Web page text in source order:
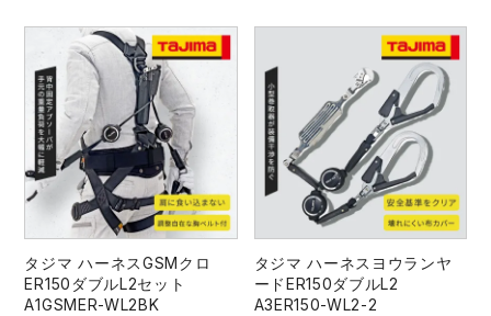
タジマ ハーネスGSMクロ
ER150ダブルL2セット
A1GSMER-WL2BK
タジマ ハーネスヨウランヤ
ードER150ダブルL2
A3ER150-WL2-2